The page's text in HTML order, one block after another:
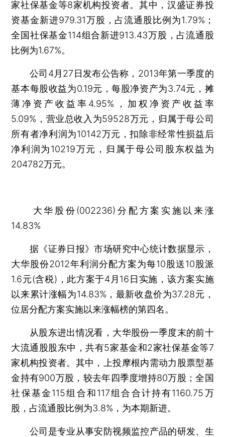
家社保基金等8家机构投资者。其中，汉盛证券投
资基金新进979.31万股，占流通股比例为1.79%；
全国社保基金114组合新进913.43万股，占流通股
比例为1.67%。
公司4月27日发布公告称，2013年第一季度的
基本每股收益为0.19元，每股净资产为3.74元，摊
薄净资产收益率4.95%，加权净资产收益率
5.09%，营业总收入为59528万元，归属于母公司
所有者净利润为10142万元，扣除非经常性损益后
净利润为10219万元，归属于母公司股东权益为
204782万元。
大华股份(002236)分配方案实施以来涨
14.83%
据《证券日报》市场研究中心统计数据显示，
大华股份2012年利润分配方案为每10股送10股派
1.6元(含税)，此方案于4月16日实施，该方案实施
以来累计涨幅为14.83%，最新收盘价为37.28元，
位居分配方案实施以来涨幅榜的第四名。
从股东进出情况看，大华股份一季度末的前十
大流通股股东中，共有5家基金和2家社保基金等7
家机构投资者。其中，上投摩根内需动力股票型基
金持有900万股，较去年四季度增持80万股；全国
社保基金115组合和117组合合计持有1160.75万
股，占流通股比例为3.8%，为本期新进。
公司是专业从事安防视频监控产品的研发、生